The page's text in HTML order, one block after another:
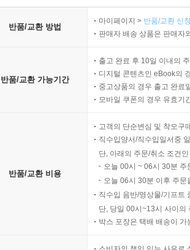
반품/교환 방법
마이페이지 > 반품/교환 신
판매자 배송 상품은 판매자
반품/교환 가능기간
출고 완료 후 10일 이내의
디지털 콘텐츠인 eBook의
중고상품의 경우 출고 완료
모바일 쿠폰의 경우 유효기
반품/교환 비용
고객의 단순변심 및 착오구
직수입양서/직수입일서중
단, 아래의 주문/취소 조건
오늘 00시 ~ 06시 30분
오늘 06시 30분 이후 주
직수입 음반/영상물/기프트
단, 당일 00시~13시 사이의
박스 포장은 택배 배송이